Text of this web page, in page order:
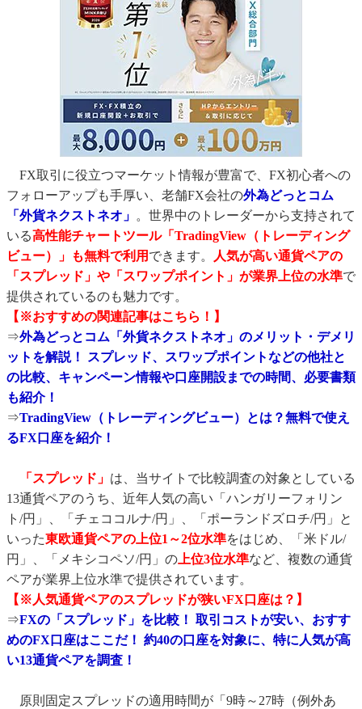
FX取引に役立つマーケット情報が豊富で、FX初心者への
フォローアップも手厚い、老舗FX会社の外為どっとコム
「外貨ネクストネオ」 。世界中のトレーダーから支持されて
いる高性能チャートツール「TradingView（トレーディング
ビュー）」も無料で利用 できます。
人気が高い通貨ペアの
「スプレッド」や「スワップポイント」が業界上位の水準で
提供されているのも魅力です。
【※おすすめの関連記事はこちら！】
⇒外為どっとコム「外貨ネクストネオ」のメリット・デメリ
ットを解説！ スプレッド、スワップポイントなどの他社と
の比較、キャンペーン情報や口座開設までの時間、必要書類
も紹介！
⇒TradingView（トレーディングビュー）とは？無料で使え
るFX口座を紹介！
「スプレッド」 は、当サイトで比較調査の対象としている
13通貨ペアのうち、近年人気の高い「ハンガリーフォリン
ト/円」、「チェココルナ/円」、「ポーランドズロチ/円」と
いった東欧通貨ペアの上位1～2位水準をはじめ、「米ドル/
円」、「メキシコペソ/円」の 上位3位水準など、複数の通貨
ペアが業界上位水準で提供されています。
【※人気通貨ペアのスプレッドが狭いFX口座は？】
⇒FXの「スプレッド」を比較！ 取引コストが安い、おすす
めのFX口座はここだ！ 約40の口座を対象に、特に人気が高
い13通貨ペアを調査！
原則固定スプレッドの適用時間が「9時～27時（例外あ